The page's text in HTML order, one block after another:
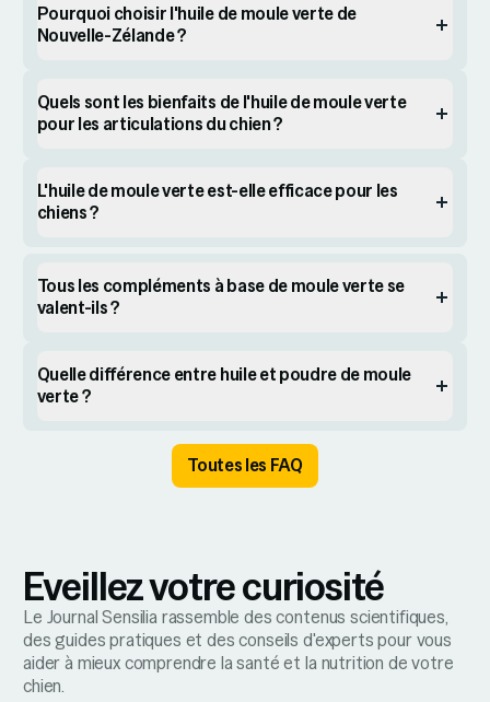
Pourquoi choisir l'huile de moule verte de
Nouvelle-Zélande ?
Quels sont les bienfaits de l'huile de moule verte
pour les articulations du chien ?
L'huile de moule verte est-elle efficace pour les
chiens ?
Tous les compléments à base de moule verte se
valent-ils ?
Quelle différence entre huile et poudre de moule
verte ?
Toutes les FAQ
Eveillez votre curiosité
Le Journal Sensilia rassemble des contenus scientifiques,
des guides pratiques et des conseils d'experts pour vous
aider à mieux comprendre la santé et la nutrition de votre
chien.